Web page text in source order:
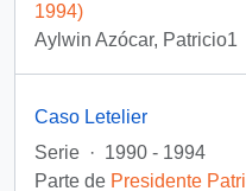
1994)
Aylwin Azócar, Patricio1
Caso Letelier
Serie · 1990 - 1994
Parte de Presidente